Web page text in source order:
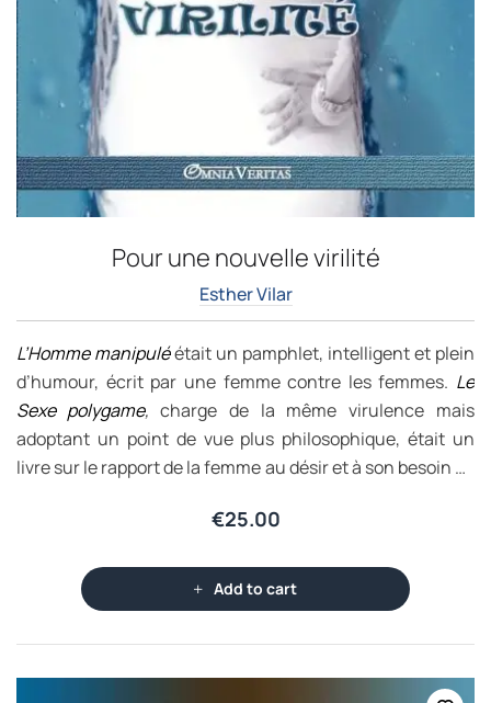
Pour une nouvelle virilité
Esther Vilar
L’Homme manipuléétait un pamphlet, intelligent et plein
d’humour, écrit par une femme contre les femmes. Le
Sexe polygame, charge de la même virulence mais
adoptant un point de vue plus philosophique, était un
livre sur le rapport de la femme au désir et à son besoin de
€25.00
Add to cart